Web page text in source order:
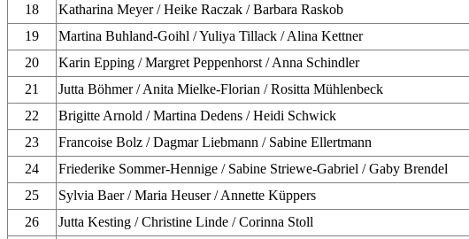
18
Katharina Meyer / Heike Raczak / Barbara Raskob
19
Martina Buhland-Goihl / Yuliya Tillack / Alina Kettner
20
Karin Epping / Margret Peppenhorst / Anna Schindler
21
Jutta Böhmer / Anita Mielke-Florian / Rositta Mühlenbeck
22
Brigitte Arnold / Martina Dedens / Heidi Schwick
23
Francoise Bolz / Dagmar Liebmann / Sabine Ellertmann
24
Friederike Sommer-Hennige / Sabine Striewe-Gabriel / Gaby Brendel
25
Sylvia Baer / Maria Heuser / Annette Küppers
26
Jutta Kesting / Christine Linde / Corinna Stoll